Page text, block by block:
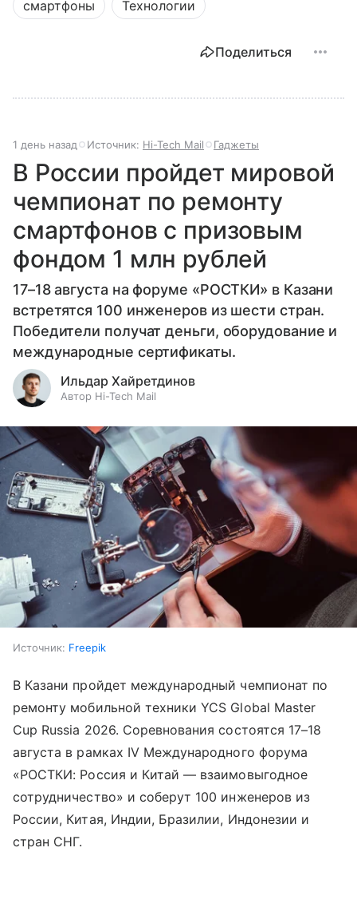
смартфоны Технологии
Поделиться
1 день назад Источник: Hi-Tech Mail Гаджеты
В России пройдет мировой
чемпионат по ремонту
смартфонов с призовым
фондом 1 млн рублей
17–18 августа на форуме «РОСТКИ» в Казани
встретятся 100 инженеров из шести стран.
Победители получат деньги, оборудование и
международные сертификаты.
Ильдар Хайретдинов
Автор Hi-Tech Mail
Источник: Freepik
В Казани пройдет международный чемпионат по
ремонту мобильной техники YCS Global Master
Cup Russia 2026. Соревнования состоятся 17–18
августа в рамках IV Международного форума
«РОСТКИ: Россия и Китай — взаимовыгодное
сотрудничество» и соберут 100 инженеров из
России, Китая, Индии, Бразилии, Индонезии и
стран СНГ.